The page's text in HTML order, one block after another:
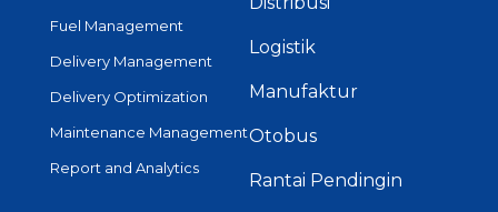
Fuel Management
Delivery Management
Delivery Optimization
Maintenance Management
Report and Analytics
Logistik
Manufaktur
Otobus
Rantai Pendingin